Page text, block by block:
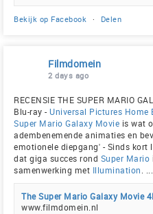
Bekijk op Facebook · Delen
Filmdomein
2 days ago
RECENSIE THE SUPER MARIO
Blu-ray - Universal Pictures Home
Super Mario Galaxy Movie is wat
adembenemende animaties en
emotionele diepgang' - Sinds
dat giga succes rond Super Mario
samenwerking met Illumination
The Super Mario Galaxy Movie
www.filmdomein.nl